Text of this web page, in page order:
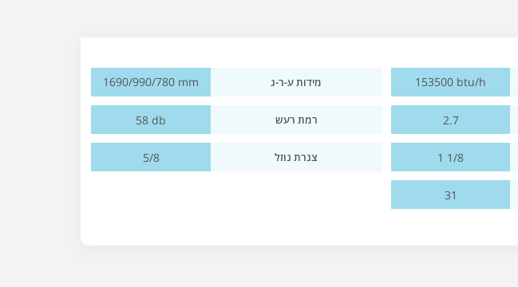
153500 btu/h מידות ע-ר-ג 1690/990/780 mm
2.7 רמת רעש 58 db
1 1/8 צנרת נוזל 5/8
31